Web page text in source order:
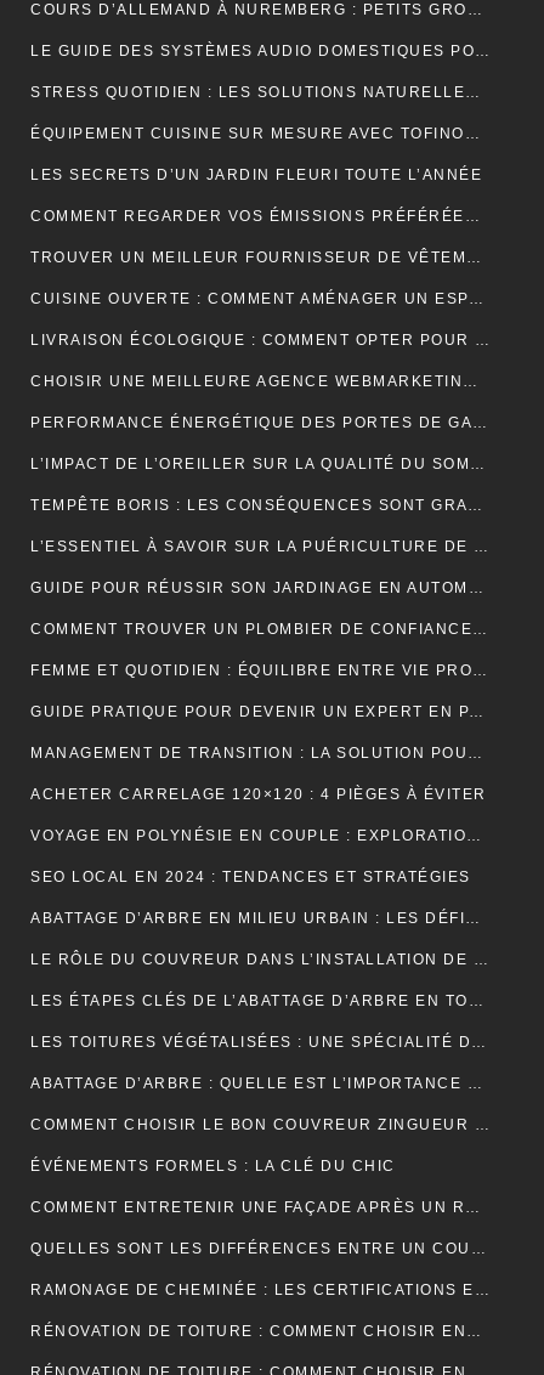
COURS D’ALLEMAND À NUREMBERG : PETITS GROUPES, PROFESSEURS EXPÉRIMENTÉS, AMBIANCE CONVIVIALE
LE GUIDE DES SYSTÈMES AUDIO DOMESTIQUES POUR LES DÉBUTANTS
STRESS QUOTIDIEN : LES SOLUTIONS NATURELLES POUR RETROUVER VITALITÉ ET BIEN-ÊTRE
ÉQUIPEMENT CUISINE SUR MESURE AVEC TOFINOX MAROC
LES SECRETS D’UN JARDIN FLEURI TOUTE L’ANNÉE
COMMENT REGARDER VOS ÉMISSIONS PRÉFÉRÉES PARTOUT EN FRANCE ?
TROUVER UN MEILLEUR FOURNISSEUR DE VÊTEMENTS TENDANCES POUR VOTRE BOUTIQUE
CUISINE OUVERTE : COMMENT AMÉNAGER UN ESPACE CONVIVIAL ET FONCTIONNEL ?
LIVRAISON ÉCOLOGIQUE : COMMENT OPTER POUR DES SOLUTIONS DE LIVRAISON DURABLES POUR VOS ACHATS EN LIGNE
CHOISIR UNE MEILLEURE AGENCE WEBMARKETING À TOULOUSE : 4 CRITÈRES À CONSIDÉRER
PERFORMANCE ÉNERGÉTIQUE DES PORTES DE GARAGE ENROULABLES : ALUMINIUM, PVC OU ACIER ?
L’IMPACT DE L’OREILLER SUR LA QUALITÉ DU SOMMEIL : CE QUE VOUS DEVEZ SAVOIR POUR OPTIMISER VOTRE REPOS
TEMPÊTE BORIS : LES CONSÉQUENCES SONT GRAVES DANS CERTAINS PAYS EUROPÉENS
L’ESSENTIEL À SAVOIR SUR LA PUÉRICULTURE DE L’ENFANT
GUIDE POUR RÉUSSIR SON JARDINAGE EN AUTOMNE
COMMENT TROUVER UN PLOMBIER DE CONFIANCE À BORDEAUX ?
FEMME ET QUOTIDIEN : ÉQUILIBRE ENTRE VIE PROFESSIONNELLE ET PERSONNELLE
GUIDE PRATIQUE POUR DEVENIR UN EXPERT EN PARIS ET EN JEUX
MANAGEMENT DE TRANSITION : LA SOLUTION POUR RÉUSSIR LES TRANSFORMATIONS COMPLEXES EN ENTREPRISE
ACHETER CARRELAGE 120×120 : 4 PIÈGES À ÉVITER
VOYAGE EN POLYNÉSIE EN COUPLE : EXPLORATION DE SES PLUS BELLES ÎLES
SEO LOCAL EN 2024 : TENDANCES ET STRATÉGIES
ABATTAGE D’ARBRE EN MILIEU URBAIN : LES DÉFIS SPÉCIFIQUES
LE RÔLE DU COUVREUR DANS L’INSTALLATION DE PANNEAUX SOLAIRES
LES ÉTAPES CLÉS DE L’ABATTAGE D’ARBRE EN TOUTE SÉCURITÉ
LES TOITURES VÉGÉTALISÉES : UNE SPÉCIALITÉ DU COUVREUR
ABATTAGE D’ARBRE : QUELLE EST L’IMPORTANCE DE L’ASSURANCE ?
COMMENT CHOISIR LE BON COUVREUR ZINGUEUR POUR VOTRE PROJET ?
ÉVÉNEMENTS FORMELS : LA CLÉ DU CHIC
COMMENT ENTRETENIR UNE FAÇADE APRÈS UN RAVALEMENT PROJETÉ ?
QUELLES SONT LES DIFFÉRENCES ENTRE UN COURS DE PIANO À DOMICILE ET CHEZ UN PROFESSEUR ?
RAMONAGE DE CHEMINÉE : LES CERTIFICATIONS ET LABELS À CONNAÎTRE
RÉNOVATION DE TOITURE : COMMENT CHOISIR ENTRE LES DIFFÉRENTS TYPES D’ISOLANTS ?